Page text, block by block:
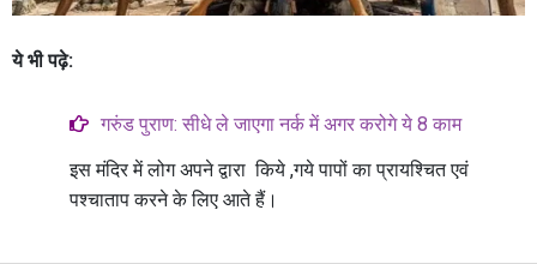
ये भी पढ़े:
गरुंड पुराण: सीधे ले जाएगा नर्क में अगर करोगे ये 8 काम
इस मंदिर में लोग अपने द्वारा किये ,गये पापों का प्रायश्चित एवं
पश्चाताप करने के लिए आते हैं।